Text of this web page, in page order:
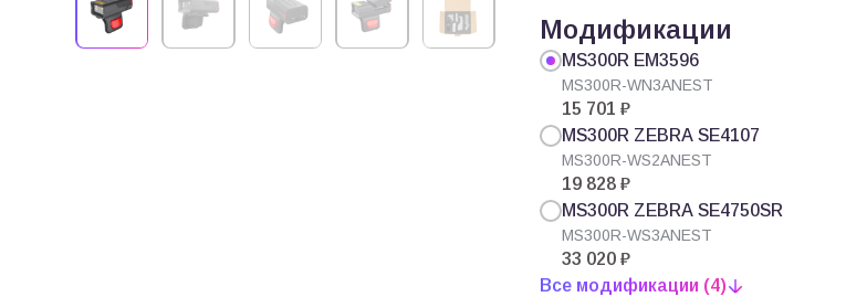
Модификации
MS300R EM3596
MS300R-WN3ANEST
15 701 ₽
MS300R ZEBRA SE4107
MS300R-WS2ANEST
19 828 ₽
MS300R ZEBRA SE4750SR
MS300R-WS3ANEST
33 020 ₽
Все модификации (4)